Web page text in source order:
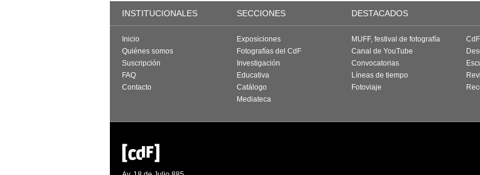
INSTITUCIONALES SECCIONES DESTACADOS
Inicio
Quiénes somos
Suscripción
FAQ
Contacto
Exposiciones
Fotografías del CdF
Investigación
Educativa
Catálogo
Mediateca
MUFF, festival de fotografía
Canal de YouTube
Convocatorias
Líneas de tiempo
Fotoviaje